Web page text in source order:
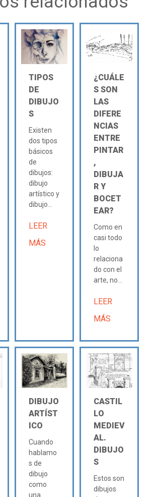
TIPOS
DE
DIBUJO
S
Existen
dos tipos
básicos
de
dibujos:
dibujo
artístico y
dibujo...
LEER
MÁS
¿CUÁLE
S SON
LAS
DIFERE
NCIAS
ENTRE
PINTAR
,
DIBUJA
R Y
BOCET
EAR?
Como en
casi todo
lo
relaciona
do con el
arte, no...
LEER
MÁS
DIBUJO
ARTÍST
ICO
Cuando
hablamo
s de
dibujo
como
una
CASTIL
LO
MEDIEV
AL.
DIBUJO
S
Estos son
dibujos